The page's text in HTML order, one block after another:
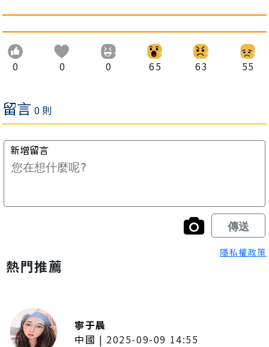
0 0 0 65 63 55
隱私權政策
熱門推薦
寧于晨
中國 | 2025-09-09 14:55